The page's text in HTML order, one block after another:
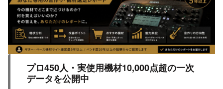
プロ450人・実使用機材10,000点超の一次
データを公開中